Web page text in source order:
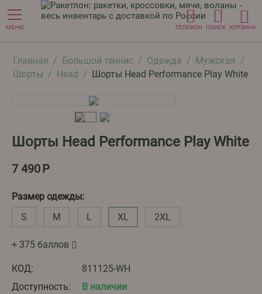
МЕНЮ ТЕЛЕФОН ПОИСК КОРЗИНА
Главная / Большой теннис / Одежда / Мужская /
Шорты / Head / Шорты Head Performance Play White
Шорты Head Performance Play White
7 490Р
Размер одежды:
S
M L XL 2XL
+ 375 баллов
КОД:
811125-WH
Доступность:
В наличии